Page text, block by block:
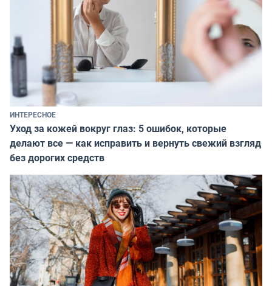
ИНТЕРЕСНОЕ
Уход за кожей вокруг глаз: 5 ошибок, которые
делают все — как исправить и вернуть свежий взгляд
без дорогих средств